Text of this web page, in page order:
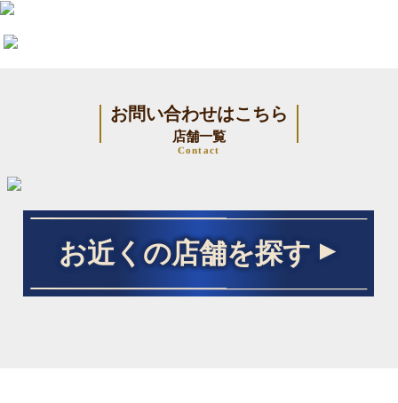
お問い合わせはこちら
店舗一覧
Contact
お近くの店舗を探す